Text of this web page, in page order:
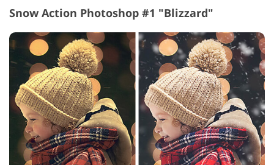
Snow Action Photoshop #1 "Blizzard"